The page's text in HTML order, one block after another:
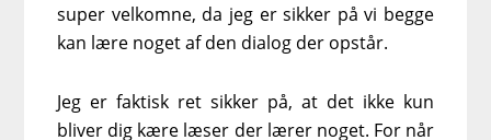
super velkomne, da jeg er sikker på vi begge
kan lære noget af den dialog der opstår.
Jeg er faktisk ret sikker på, at det ikke kun
bliver dig kære læser der lærer noget. For når